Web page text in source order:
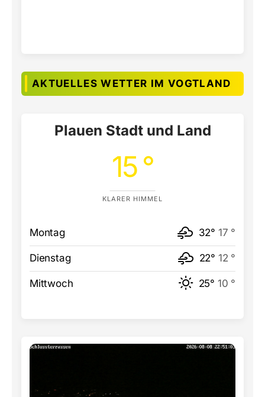
AKTUELLES WETTER IM VOGTLAND
Plauen Stadt und Land
15 °
KLARER HIMMEL
Montag 32° 17 °
Dienstag 22° 12 °
Mittwoch 25° 10 °